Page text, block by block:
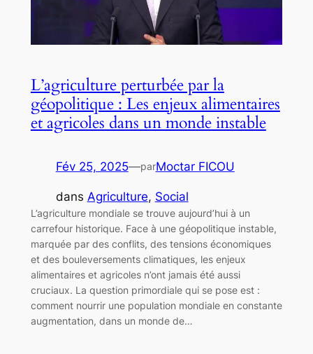
L’agriculture perturbée par la
géopolitique : Les enjeux alimentaires
et agricoles dans un monde instable
Fév 25, 2025—parMoctar FICOU
dans Agriculture, Social
L’agriculture mondiale se trouve aujourd’hui à un
carrefour historique. Face à une géopolitique instable,
marquée par des conflits, des tensions économiques
et des bouleversements climatiques, les enjeux
alimentaires et agricoles n’ont jamais été aussi
cruciaux. La question primordiale qui se pose est :
comment nourrir une population mondiale en constante
augmentation, dans un monde de…